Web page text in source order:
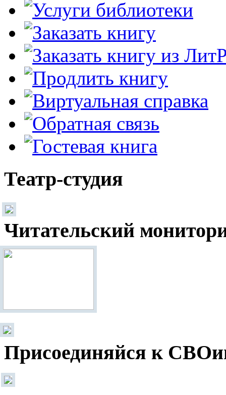
Театр-студия
Читательский
Присоединяйся к